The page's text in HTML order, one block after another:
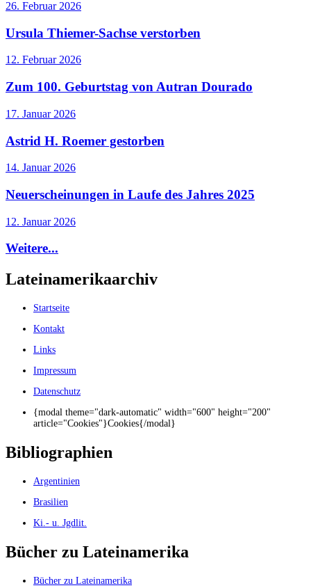
26. Februar 2026
Ursula Thiemer-Sachse verstorben
12. Februar 2026
Zum 100. Geburtstag von Autran Dourado
17. Januar 2026
Astrid H. Roemer gestorben
14. Januar 2026
Neuerscheinungen in Laufe des Jahres 2025
12. Januar 2026
Weitere...
Lateinamerikaarchiv
Startseite
Kontakt
Links
Impressum
Datenschutz
{modal theme="dark-automatic" width="600" height="200"
article="Cookies"}Cookies{/modal}
Bibliographien
Argentinien
Brasilien
Ki.- u. Jgdlit.
Bücher zu Lateinamerika
Bücher zu Lateinamerika